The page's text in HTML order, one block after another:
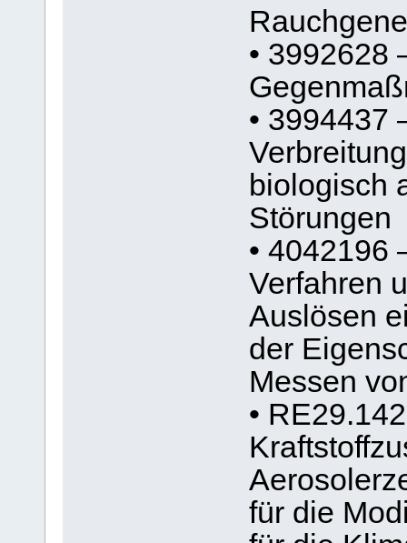
• 3992628
• 3994437
biologisch
Störungen
• 4042196
Verfahren
Auslösen
der
Messen
•
für die